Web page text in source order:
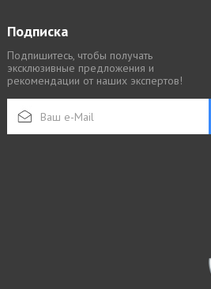
Подписка
Подпишитесь, чтобы получать
эксклюзивные предложения и
рекомендации от наших экспертов!